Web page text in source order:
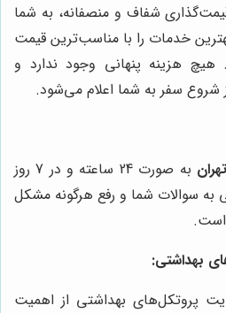
قیمت‌گذاری شفاف و منصفانه، به شما
خدمات را با مناسب‌ترین قیمت
هیچ هزینه پنهانی وجود ندارد و
شروع سفر به شما اعلام می‌شود.
به صورت 24 ساعته و در 7 روز
به سوالات شما و رفع هرگونه مشکل
است.
بهداشتی:
پروتکل‌های بهداشتی از اهمیت